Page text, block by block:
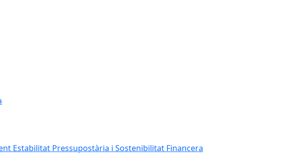
Estabilitat Pressupostària i Sostenibilitat Financera